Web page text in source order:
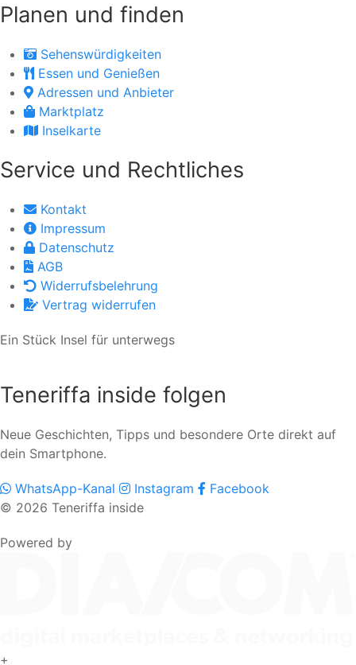
Planen und finden
Sehenswürdigkeiten
Essen und Genießen
Adressen und Anbieter
Marktplatz
Inselkarte
Service und Rechtliches
Kontakt
Impressum
Datenschutz
AGB
Widerrufsbelehrung
Vertrag widerrufen
Ein Stück Insel für unterwegs
Teneriffa inside folgen
Neue Geschichten, Tipps und besondere Orte direkt auf
dein Smartphone.
WhatsApp-Kanal Instagram
Facebook
© 2026 Teneriffa inside
Powered by
+